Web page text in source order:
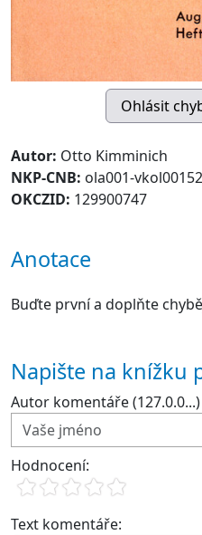
Autor: Otto Kimminich
NKP-CNB: ola001-
OKCZID: 129900747
Anotace
Buďte první a doplňte
Napište na knížku
Autor komentáře (127.0.0...)
Hodnocení:
Text komentáře: